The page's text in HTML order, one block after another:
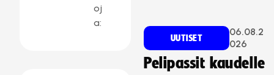
oj
a:
UUTISET
06.08.2
026
Pelipassit kaudelle